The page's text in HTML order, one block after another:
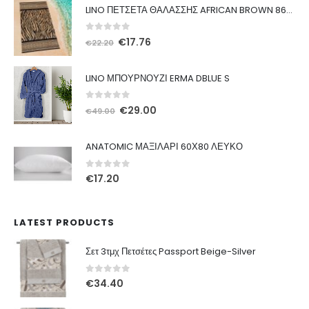
LINO ΠΕΤΣΕΤΑ ΘΑΛΑΣΣΗΣ AFRICAN BROWN 86X160
out of 5
€22.20 Original
€17.76
LINO ΜΠΟΥΡΝΟΥΖΙ ERMA DBLUE S
out of 5
€49.00 Original
€29.00
ANATOMIC ΜΑΞΙΛΑΡΙ 60Χ80 ΛΕΥΚΟ
0out of 5
€17.20
LATEST PRODUCTS
Σετ 3τμχ Πετσέτες Passport Beige-Silver
0out of 5
€34.40